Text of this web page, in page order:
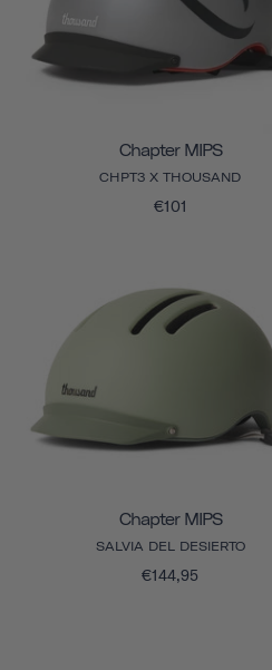
Chapter MIPS
CHPT3 X THOUSAND
€101
Chapter MIPS
SALVIA DEL DESIERTO
€144,95